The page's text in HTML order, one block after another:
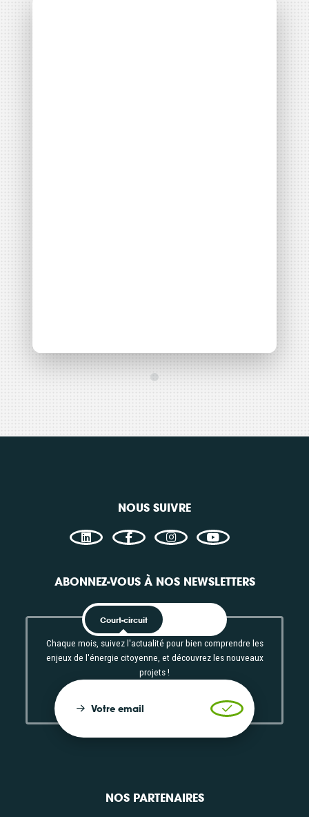
PV au sol en IDF 2/2 : Co-
garder la main sur un...
NOUS SUIVRE
ABONNEZ-VOUS À NOS NEWSLETTERS
Court-circuit
Chaque mois, suivez l'actualité pour bien comprendre les
enjeux de l'énergie citoyenne, et découvrez les nouveaux
projets !
Votre email Valider
NOS PARTENAIRES